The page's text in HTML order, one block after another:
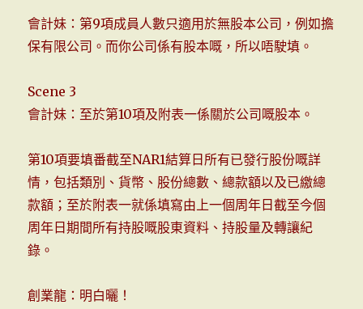
會計妹：第9項成員人數只適用於無股本公司，例如擔
保有限公司。而你公司係有股本嘅，所以唔駛填。
Scene 3
會計妹：至於第10項及附表一係關於公司嘅股本。
第10項要填番截至NAR1結算日所有已發行股份嘅詳
情，包括類別、貨幣、股份總數、總款額以及已繳總
款額；至於附表一就係填寫由上一個周年日截至今個
周年日期間所有持股嘅股東資料、持股量及轉讓紀
錄。
創業龍：明白曬！